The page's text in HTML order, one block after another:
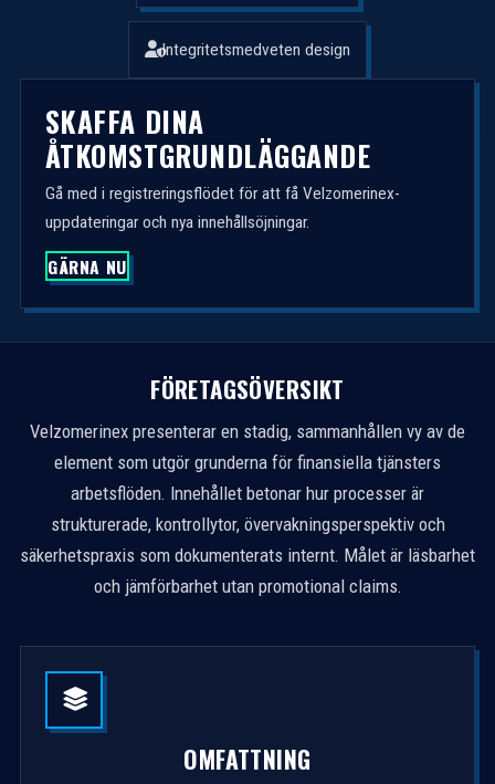
Integritetsmedveten design
SKAFFA DINA
ÅTKOMSTGRUNDLÄGGANDE
Gå med i registreringsflödet för att få Velzomerinex-
uppdateringar och nya innehållsöjningar.
GÄRNA NU
FÖRETAGSÖVERSIKT
Velzomerinex presenterar en stadig, sammanhållen vy av de
element som utgör grunderna för finansiella tjänsters
arbetsflöden. Innehållet betonar hur processer är
strukturerade, kontrollytor, övervakningsperspektiv och
säkerhetspraxis som dokumenterats internt. Målet är läsbarhet
och jämförbarhet utan promotional claims.
OMFATTNING